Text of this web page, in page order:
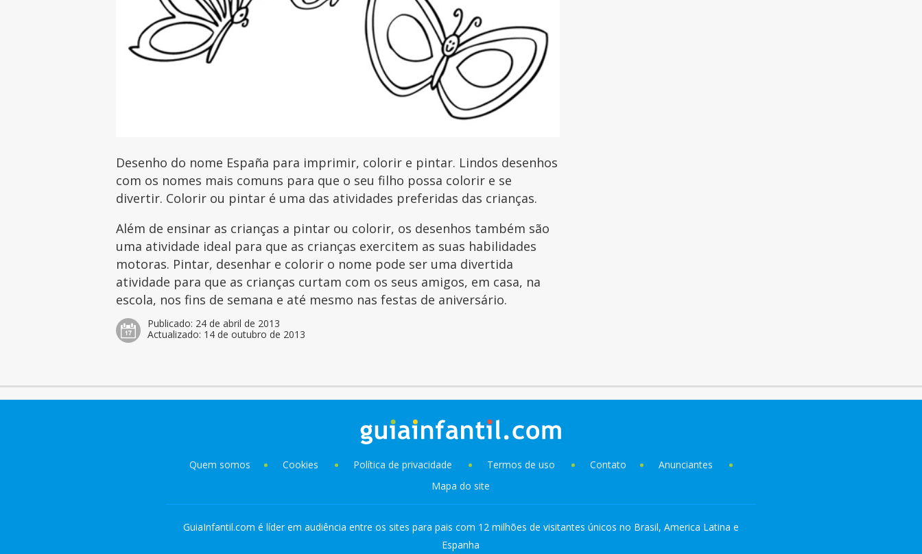
Desenho do nome España para imprimir, colorir e pintar. Lindos desenhos
com os nomes mais comuns para que o seu filho possa colorir e se
divertir. Colorir ou pintar é uma das atividades preferidas das crianças.
Além de ensinar as crianças a pintar ou colorir, os desenhos também são
uma atividade ideal para que as crianças exercitem as suas habilidades
motoras. Pintar, desenhar e colorir o nome pode ser uma divertida
atividade para que as crianças curtam com os seus amigos, em casa, na
escola, nos fins de semana e até mesmo nas festas de aniversário.
Publicado: 24 de abril de 2013
Actualizado: 14 de outubro de 2013
Quem somos Cookies Política de privacidade Termos de uso Contato
Anunciantes
Mapa do site
GuiaInfantil.com é líder em audiência entre os sites para pais com 12 milhões de visitantes únicos no Brasil, America Latina e
Espanha